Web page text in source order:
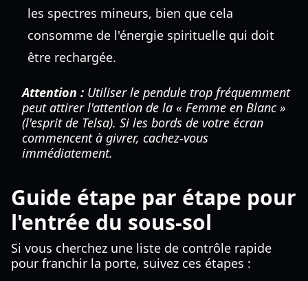
les spectres mineurs, bien que cela
consomme de l'énergie spirituelle qui doit
être rechargée.
Attention : Utiliser le pendule trop fréquemment
peut attirer l'attention de la « Femme en Blanc »
(l'esprit de Telsa). Si les bords de votre écran
commencent à givrer, cachez-vous
immédiatement.
Guide étape par étape pour
l'entrée du sous-sol
Si vous cherchez une liste de contrôle rapide
pour franchir la porte, suivez ces étapes :